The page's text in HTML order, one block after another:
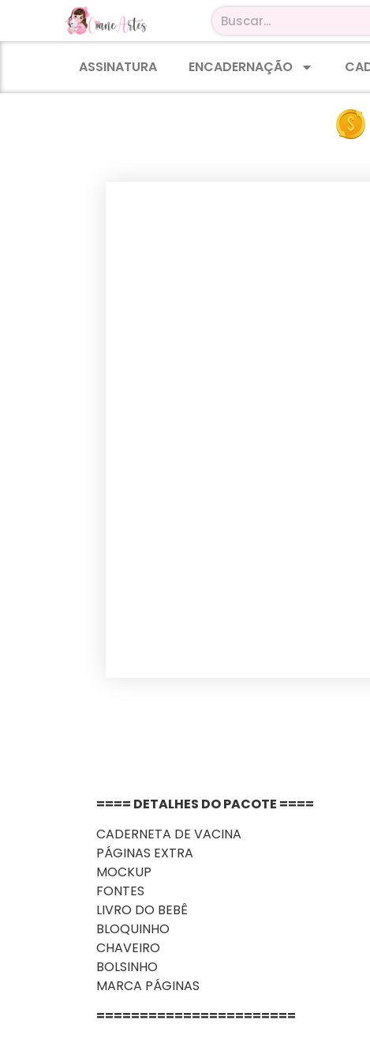
ASSINATURA ENCADERNAÇÃO
==== DETALHES DO PACOTE ====
CADERNETA DE VACINA
PÁGINAS EXTRA
MOCKUP
FONTES
LIVRO DO BEBÊ
BLOQUINHO
CHAVEIRO
BOLSINHO
MARCA PÁGINAS
=======================